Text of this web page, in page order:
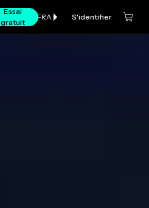
Essai
gratuit
FRA S'identifier